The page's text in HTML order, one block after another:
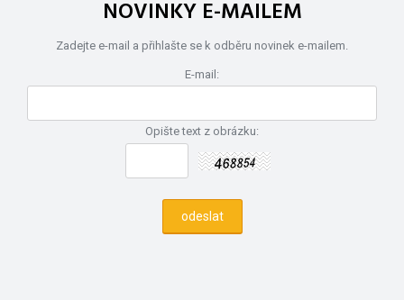
NOVINKY E-MAILEM
Zadejte e-mail a přihlašte se k odběru novinek e-mailem.
E-mail:
Opište text z obrázku: